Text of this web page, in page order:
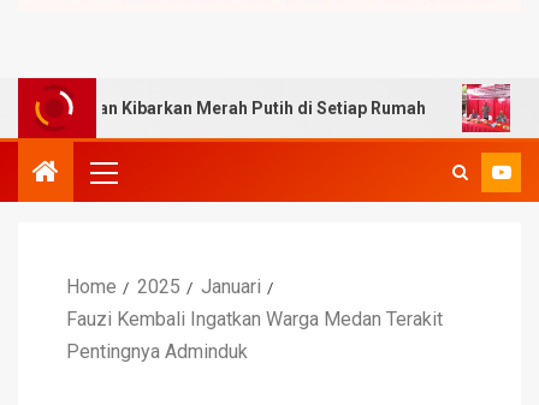
Kibarkan Merah Putih di Setiap Rumah Robi Barus :
Home 2025
Januari
Fauzi Kembali Ingatkan Warga Medan Terakit
Pentingnya Adminduk